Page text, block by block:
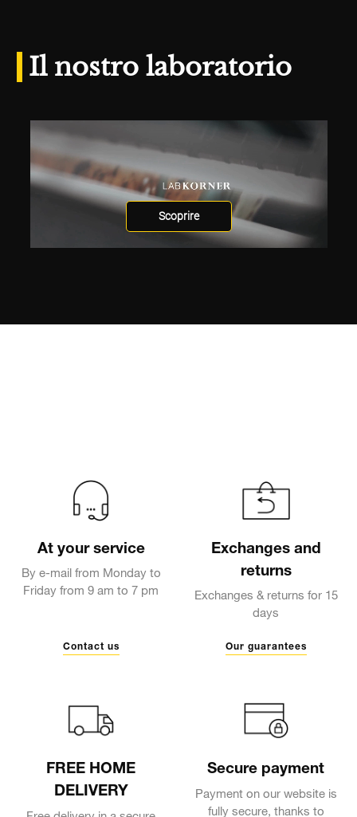
Il nostro laboratorio
Scoprire
At your service
By e-mail from Monday to
Friday from 9 am to 7 pm
Contact us
Exchanges and
returns
Exchanges & returns for 15
days
Our guarantees
FREE HOME
DELIVERY
Secure payment
Payment on our website is
fully secure, thanks to